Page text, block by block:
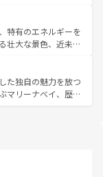
ーヒーなどは、ぜ
てもあたたかい人々
忘れられない旅にな
マイなどの山岳地
ットやクラビの美し
ができる。タイ料理
にも異なる楽しみ
々、仏教を中心とし
れる旅人を魅了し続
特有のエネルギーを
壮大な景色、近未来
スポットが密集し
も魅力。息をのむよ
を存分に楽しみ尽く
た独自の魅力を放つ
マリーナベイ、歴史
外せないスポット